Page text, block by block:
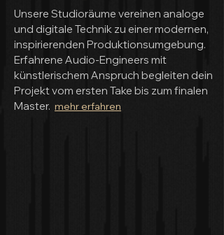
Unsere Studioräume vereinen analoge
und digitale Technik zu einer modernen,
inspirierenden Produktionsumgebung.
Erfahrene Audio-Engineers mit
künstlerischem Anspruch begleiten dein
Projekt vom ersten Take bis zum finalen
Master. mehr erfahren